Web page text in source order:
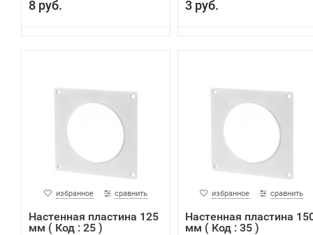
8 руб. 3 руб.
избранное сравнить
Настенная пластина 125
мм ( Код : 25 )
избранное сравнить
Настенная пластина
мм ( Код : 35 )